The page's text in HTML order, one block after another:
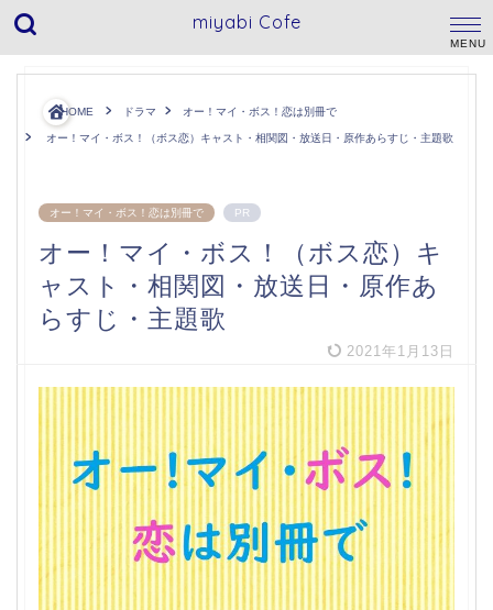
miyabi Cofe
HOME ドラマ オー！マイ・ボス！恋は別冊で
オー！マイ・ボス！（ボス恋）キャスト・相関図・放送日・原作あらすじ・主題歌
オー！マイ・ボス！恋は別冊で PR
オー！マイ・ボス！（ボス恋）キ
ャスト・相関図・放送日・原作あ
らすじ・主題歌
2021年1月13日